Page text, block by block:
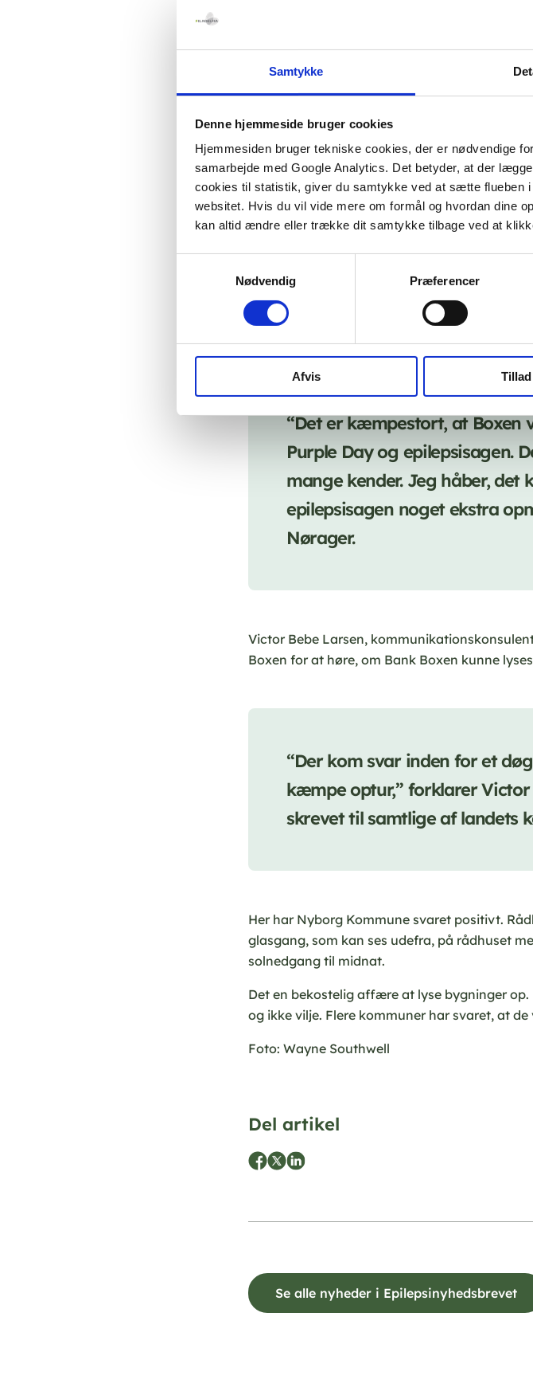
Samtykke
Denne hjemmeside bruger cookies
Hjemmesiden bruger tekniske cookies, der er nødvendige
samarbejde med Google Analytics. Det betyder, at der
cookies til statistik, giver du samtykke ved at sætte flueben i
websitet. Hvis du vil vide mere om formål og hvordan dine
kan altid ændre eller trække dit samtykke tilbage ved at
Nødvendig
Præferencer
Afvis
“Vi ved fra de forrige år, hvor
medlemmer, at deres sygdom
måde. Så det er ganske
engang får mulighed for at
Boxen lyses op
Jyske Bank Boxen i Herning støtter også op
lilla. Lyset bliver tændt ved mørkets frembrud
“Det er kæmpestort, at
Purple Day og epilepsisagen.
mange kender. Jeg håber,
epilepsisagen noget ekstra
Nørager.
Victor Bebe Larsen,
Boxen for at høre, om Bank Boxen kunne
“Der kom svar inden for et
kæmpe optur,” forklarer Victor
skrevet til samtlige af landets
Her har Nyborg Kommune svaret positivt.
glasgang, som kan ses udefra, på rådhuset
solnedgang til midnat.
Det en bekostelig affære at lyse bygninger
og ikke vilje. Flere kommuner har svaret, at
Foto: Wayne Southwell
Del artikel
Se alle nyheder i Epilepsinyhedsbrevet